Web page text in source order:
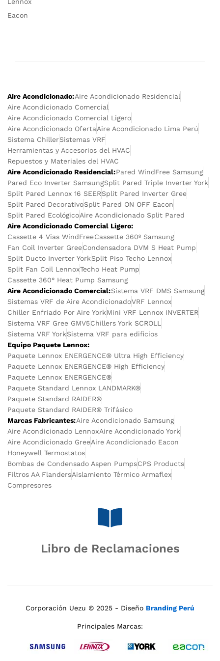
Lennox
Eacon
Aire Acondicionado:Aire Acondicionado Residencial
Aire Acondicionado Comercial
Aire Acondicionado Comercial Ligero
Aire Acondicionado OfertaAire Acondicionado Lima Perú
Sistema ChillerSistemas VRF
Herramientas y Accesorios del HVAC
Repuestos y Materiales del HVAC
Aire Acondicionado Residencial:Pared WindFree Samsung
Pared Eco Inverter SamsungSplit Pared Triple Inverter York
Split Pared Lennox 16 SEERSplit Pared Inverter Gree
Split Pared DecorativoSplit Pared ON OFF Eacon
Split Pared EcológicoAire Acondicionado Split Pared
Aire Acondicionado Comercial Ligero:
Cassette 4 Vias WindFreeCassette 360º Samsung
Fan Coil Inverter GreeCondensadora DVM S Heat Pump
Split Ducto Inverter YorkSplit Piso Techo Lennox
Split Fan Coil LennoxTecho Heat Pump
Cassette 360° Heat Pump Samsung
Aire Acondicionado Comercial:Sistema VRF DMS Samsung
Sistemas VRF de Aire AcondicionadoVRF Lennox
Chiller Enfriado Por Aire YorkMini VRF Lennox INVERTER
Sistema VRF Gree GMV5Chillers York SCROLL
Sistema VRF YorkSistema VRF para edificios
Equipo Paquete Lennox:
Paquete Lennox ENERGENCE® Ultra High Efficiency
Paquete Lennox ENERGENCE® High Efficiency
Paquete Lennox ENERGENCE®
Paquete Standard Lennox LANDMARK®
Paquete Standard RAIDER®
Paquete Standard RAIDER® Trifásico
Marcas Fabricantes:Aire Acondicionado Samsung
Aire Acondicionado LennoxAire Acondicionado York
Aire Acondicionado GreeAire Acondicionado Eacon
Honeywell Termostatos
Bombas de Condensado Aspen PumpsCPS Products
Filtros AA FlandersAislamiento Térmico Armaflex
Compresores
Libro de Reclamaciones
Corporación Uezu © 2025 - Diseño Branding Perú
Principales Marcas: